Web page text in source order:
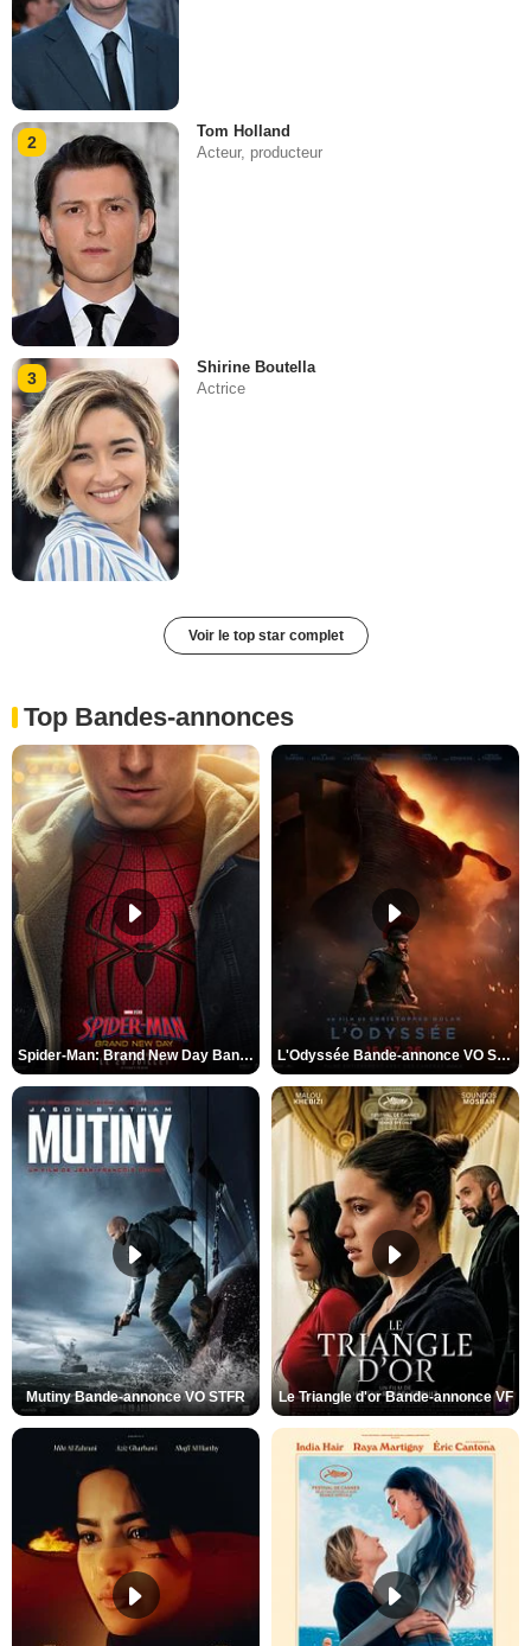
2
Tom Holland
Acteur, producteur
3
Shirine Boutella
Actrice
Voir le top star complet
Top Bandes-annonces
Spider-Man: Brand New Day Bande-annonce VO STFR L'Odyssée Bande-annonce VO STFR
Mutiny Bande-annonce VO STFR Le Triangle d'or Bande-annonce VF